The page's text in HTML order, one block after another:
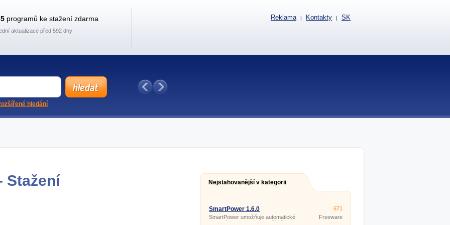
Stažení Nejstahovanější v kategorii
SmartPower 1.6.0
SmartPower umožňuje automatické
vypnutí nebo hibernaci počítače dle
671
Freeware
programů ke stažení zdarma
aktualizace před 592 dny
Reklama | Kontakty | SK
hledání